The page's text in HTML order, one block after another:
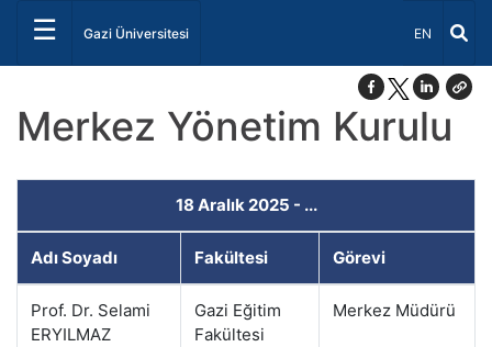
☰ Gazi Üniversitesi Dil Seçiniz
EN
Merkez Yönetim Kurulu
18 Aralık 2025 - ...
Adı Soyadı Fakültesi Görevi
Prof. Dr. Selami
ERYILMAZ
Gazi Eğitim
Fakültesi
Merkez Müdürü